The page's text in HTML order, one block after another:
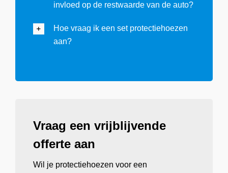
invloed op de restwaarde van de auto?
Hoe vraag ik een set protectiehoezen
aan?
Vraag een vrijblijvende
offerte aan
Wil je protectiehoezen voor een